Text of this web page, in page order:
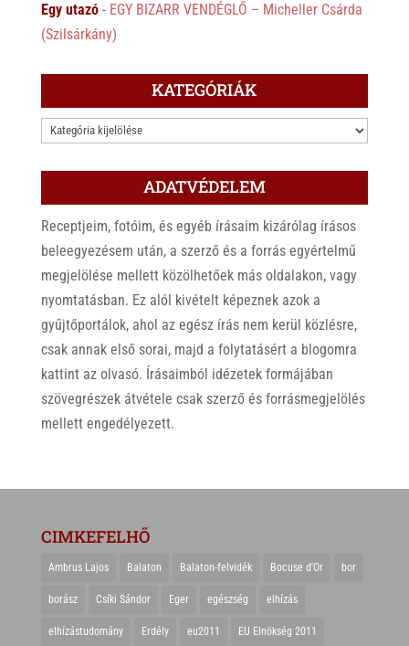
Egy utazó- EGY BIZARR VENDÉGLŐ – Micheller Csárda
(Szilsárkány)
KATEGÓRIÁK
KATEGÓRIÁK
ADATVÉDELEM
Receptjeim, fotóim, és egyéb írásaim kizárólag írásos
beleegyezésem után, a szerző és a forrás egyértelmű
megjelölése mellett közölhetőek más oldalakon, vagy
nyomtatásban. Ez alól kivételt képeznek azok a
gyűjtőportálok, ahol az egész írás nem kerül közlésre,
csak annak első sorai, majd a folytatásért a blogomra
kattint az olvasó. Írásaimból idézetek formájában
szövegrészek átvétele csak szerző és forrásmegjelölés
mellett engedélyezett.
CIMKEFELHŐ
Ambrus Lajos Balaton Balaton-felvidék Bocuse d'Or bor
borász Csíki Sándor Eger egészség elhízás
elhízástudomány Erdély eu2011 EU Elnökség 2011